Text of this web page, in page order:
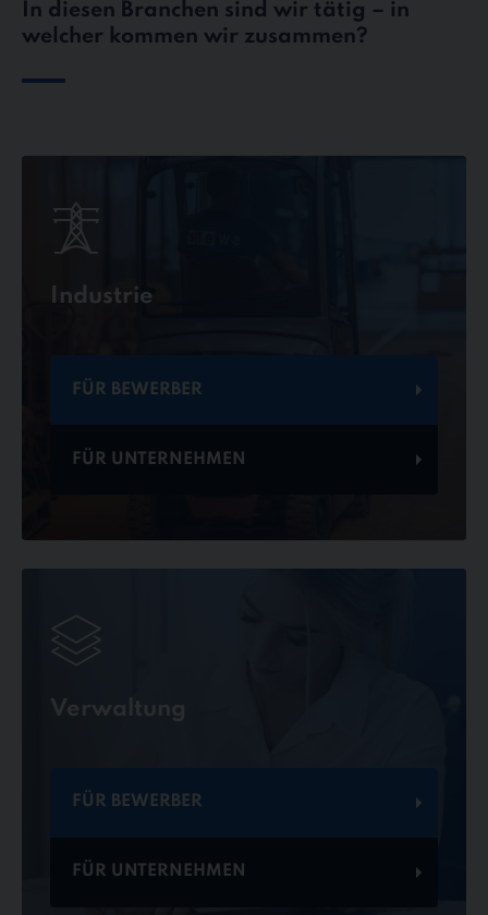
In diesen Branchen sind wir tätig – in
welcher kommen wir zusammen?
Industrie
FÜR BEWERBER
FÜR UNTERNEHMEN
Verwaltung
FÜR BEWERBER
FÜR UNTERNEHMEN